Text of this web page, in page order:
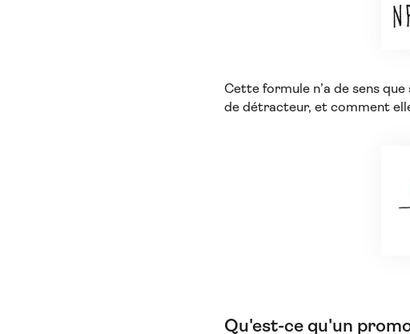
Cette formule n’a de sens
de détracteur, et comment
Qu'est-ce qu'un